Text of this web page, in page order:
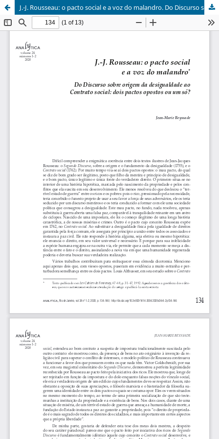
J.-J. Rousseau: o pacto social e a voz do malandro. Do Discurso sobre origem da desigualdade ao Contrato social: dois pactos opostos ou um só?